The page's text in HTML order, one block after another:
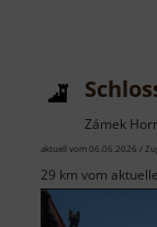
Zámek
aktuell vom 06.06.2026 /
29 km vom